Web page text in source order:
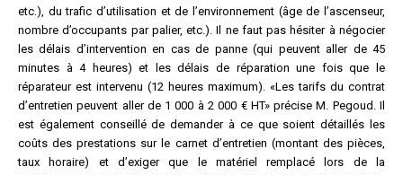
etc.), du trafic d’utilisation et de l’environnement (âge de l’ascenseur,
nombre d’occupants par palier, etc.). Il ne faut pas hésiter à négocier
les délais d’intervention en cas de panne (qui peuvent aller de 45
minutes à 4 heures) et les délais de réparation une fois que le
réparateur est intervenu (12 heures maximum). «Les tarifs du contrat
d’entretien peuvent aller de 1 000 à 2 000 € HT» précise M. Pegoud. Il
est également conseillé de demander à ce que soient détaillés les
coûts des prestations sur le carnet d’entretien (montant des pièces,
taux horaire) et d’exiger que le matériel remplacé lors de la